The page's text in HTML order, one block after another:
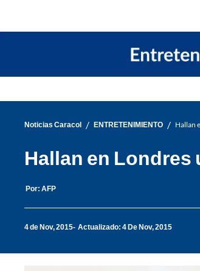
Noticias Caracol / ENTRETENIMIENTO / Hallan
Hallan en Londres
Por: AFP
4 de Nov, 2015 Actualizado: 4 De Nov, 2015